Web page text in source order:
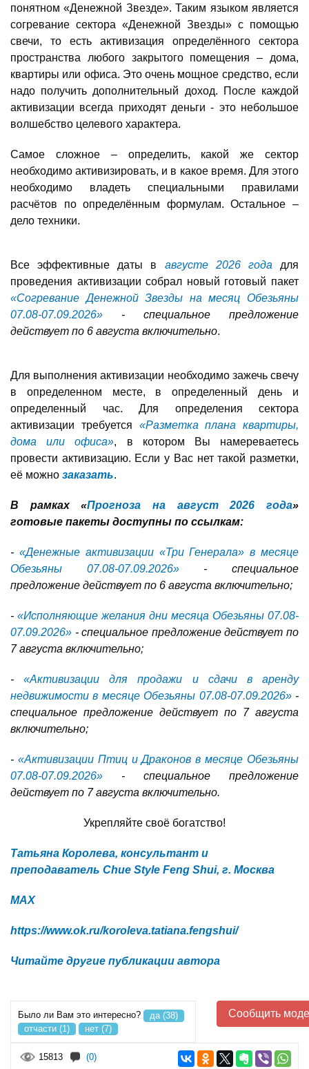
понятном «Денежной Звезде». Таким языком является
согревание сектора «Денежной Звезды» с помощью
свечи, то есть активизация определённого сектора
пространства любого закрытого помещения – дома,
квартиры или офиса. Это очень мощное средство, если
надо получить дополнительный доход. После каждой
активизации всегда приходят деньги - это небольшое
волшебство целевого характера.
Самое сложное – определить, какой же сектор
необходимо активизировать, и в какое время. Для этого
необходимо владеть специальными правилами
расчётов по определённым формулам. Остальное –
дело техники.
Все эффективные даты в августе 2026 года для
проведения активизациисобрал новый готовый пакет
«Согревание Денежной Звезды на месяц Обезьяны
07.08-07.09.2026» -
специальное предложение
действует по 6 августа включительно.
Для выполнения активизации необходимо зажечь свечу
в определенном месте, в определенный день и
определенный час. Для определения сектора
активизации требуется «Разметка плана квартиры,
дома или офиса», в котором Вы намереваетесь
провести активизацию. Если у Вас нет такой разметки,
её можно заказать.
В рамках «Прогноза на август 2026 года»
готовые пакеты доступны по ссылкам:
- «Денежные активизации «Три Генерала» в месяце
Обезьяны 07.08-07.09.2026»
- специальное
предложение действует по 6 августа включительно;
- «Исполняющие желания дни месяца Обезьяны 07.08-
07.09.2026» - специальное предложение действует по
7 августа включительно;
-«Активизации для продажи и сдачи в аренду
недвижимости в месяце Обезьяны 07.08-07.09.2026»-
специальное предложение действует по 7 августа
включительно;
- «Активизации Птиц и Драконов в месяце Обезьяны
07.08-07.09.2026» - специальное предложение
действует по 7 августа включительно.
Укрепляйте своё богатство!
Татьяна Королева, консультант и
преподаватель Chue Style Feng Shui, г. Москва
MAX
https://www.ok.ru/koroleva.tatiana.fengshui/
Читайте другие публикации автора
Было ли Вам это интересно?
да (38)
отчасти (1)
нет (7)
Сообщить
15813 (0)